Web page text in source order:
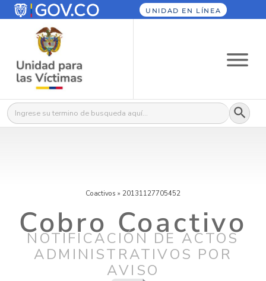
UNIDAD EN LÍNEA
Buscar: Botón
Coactivos » 20131127705452
Cobro Coactivo
NOTIFICACIÓN DE ACTOS
ADMINISTRATIVOS POR
AVISO